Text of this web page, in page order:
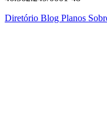
Diretório Blog Planos